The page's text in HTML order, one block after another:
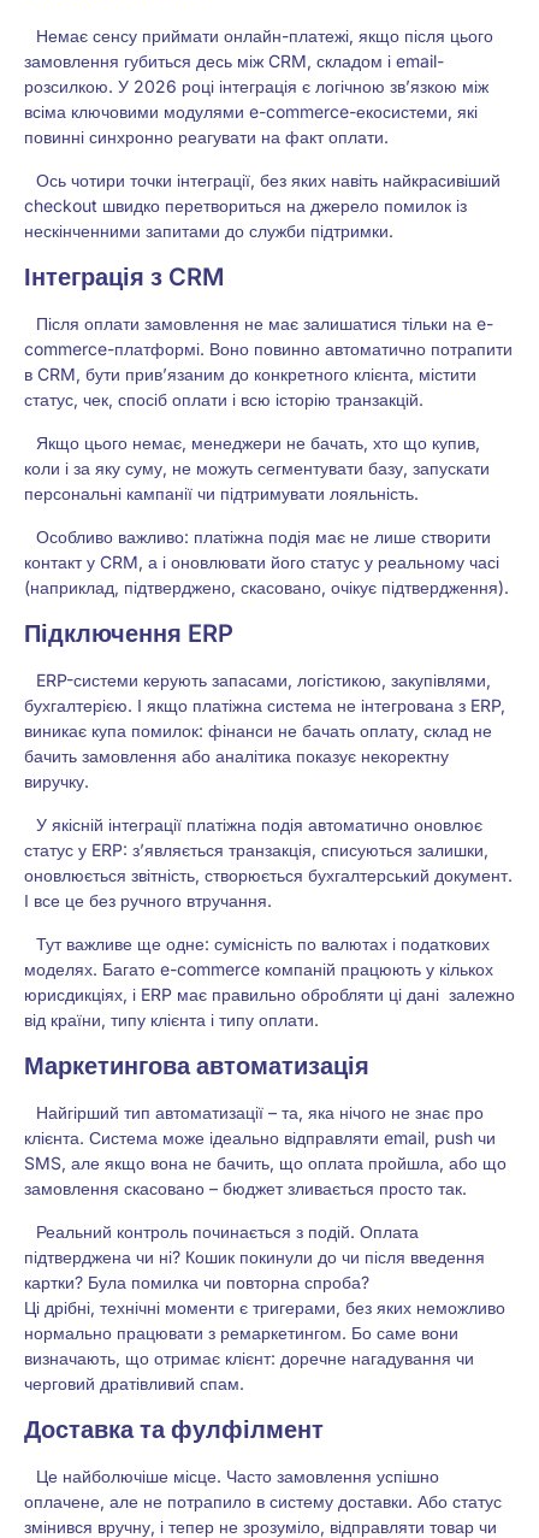
Немає сенсу приймати онлайн-платежі, якщо після цього
замовлення губиться десь між CRM, складом і email-
розсилкою. У 2026 році інтеграція є логічною зв’язкою між
всіма ключовими модулями e-commerce-екосистеми, які
повинні синхронно реагувати на факт оплати.
Ось чотири точки інтеграції, без яких навіть найкрасивіший
checkout швидко перетвориться на джерело помилок із
нескінченними запитами до служби підтримки.
Інтеграція з CRM
Після оплати замовлення не має залишатися тільки на e-
commerce-платформі. Воно повинно автоматично потрапити
в CRM, бути прив’язаним до конкретного клієнта, містити
статус, чек, спосіб оплати і всю історію транзакцій.
Якщо цього немає, менеджери не бачать, хто що купив,
коли і за яку суму, не можуть сегментувати базу, запускати
персональні кампанії чи підтримувати лояльність.
Особливо важливо: платіжна подія має не лише створити
контакт у CRM, а і оновлювати його статус у реальному часі
(наприклад, підтверджено, скасовано, очікує підтвердження).
Підключення ERP
ERP-системи керують запасами, логістикою, закупівлями,
бухгалтерією. І якщо платіжна система не інтегрована з ERP,
виникає купа помилок: фінанси не бачать оплату, склад не
бачить замовлення або аналітика показує некоректну
виручку.
У якісній інтеграції платіжна подія автоматично оновлює
статус у ERP: з’являється транзакція, списуються залишки,
оновлюється звітність, створюється бухгалтерський документ.
І все це без ручного втручання.
Тут важливе ще одне: сумісність по валютах і податкових
моделях. Багато e-commerce компаній працюють у кількох
юрисдикціях, і ERP має правильно обробляти ці дані залежно
від країни, типу клієнта і типу оплати.
Маркетингова автоматизація
Найгірший тип автоматизації – та, яка нічого не знає про
клієнта. Система може ідеально відправляти email, push чи
SMS, але якщо вона не бачить, що оплата пройшла, або що
замовлення скасовано – бюджет зливається просто так.
Реальний контроль починається з подій. Оплата
підтверджена чи ні? Кошик покинули до чи після введення
картки? Була помилка чи повторна спроба?
Ці дрібні, технічні моменти є тригерами, без яких неможливо
нормально працювати з ремаркетингом. Бо саме вони
визначають, що отримає клієнт: доречне нагадування чи
черговий дратівливий спам.
Доставка та фулфілмент
Це найболючіше місце. Часто замовлення успішно
оплачене, але не потрапило в систему доставки. Або статус
змінився вручну, і тепер не зрозуміло, відправляти товар чи